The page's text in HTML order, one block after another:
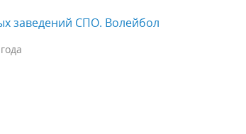
заведений СПО. Волейбол